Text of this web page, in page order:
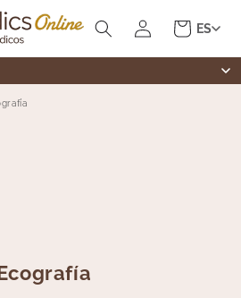
sesión
CarritoES